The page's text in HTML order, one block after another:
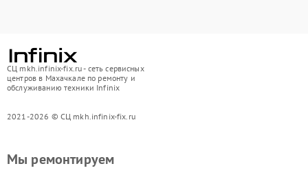
СЦ mkh.infinix-fix.ru - сеть сервисных
центров в Махачкале по ремонту и
обслуживанию техники Infinix
2021-2026 © СЦ mkh.infinix-fix.ru
Мы ремонтируем